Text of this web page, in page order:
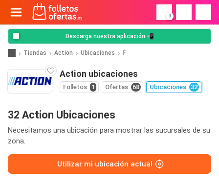
!
Descarga nuestra aplicación 📲
Tiendas Action Ubicaciones F
Action ubicaciones
Folletos 1 Ofertas 68 Ubicaciones 32
32 Action Ubicaciones
Necesitamos una ubicación para mostrar las sucursales de su
zona.
Utilizar mi ubicación actual